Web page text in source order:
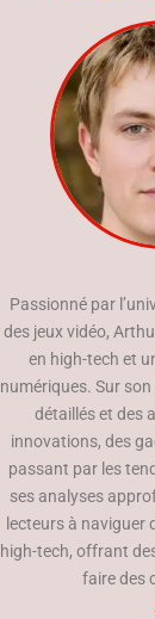
Passionné par
des jeux vidéo,
en high-tech et
numériques. Sur
détaillés et des
innovations, des
passant par les
ses analyses
lecteurs à naviguer
high-tech, offrant
faire des